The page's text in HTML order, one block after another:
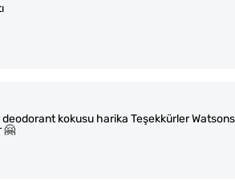
deodorant kokusu harika Teşekkürler
🤗